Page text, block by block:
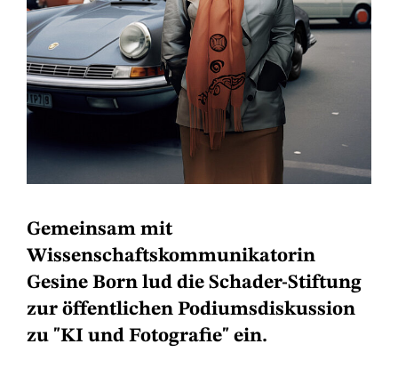
Gemeinsam mit
Wissenschaftskommunikatorin
Gesine Born lud die Schader-Stiftung
zur öffentlichen Podiumsdiskussion
zu "KI und Fotografie" ein.